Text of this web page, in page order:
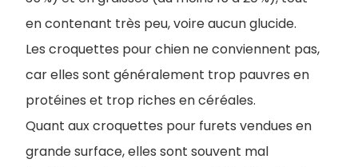
en contenant très peu, voire aucun glucide.
Les croquettes pour chien ne conviennent pas,
car elles sont généralement trop pauvres en
protéines et trop riches en céréales.
Quant aux croquettes pour furets vendues en
grande surface, elles sont souvent mal